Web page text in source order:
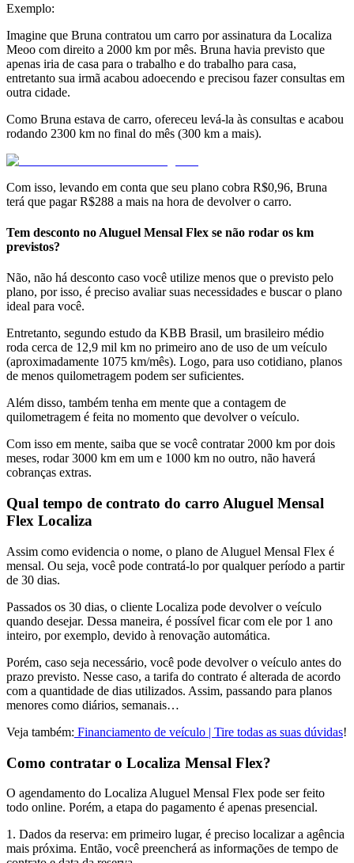
Exemplo:
Imagine que Bruna contratou um carro por assinatura da Localiza
Meoo com direito a 2000 km por mês. Bruna havia previsto que
apenas iria de casa para o trabalho e do trabalho para casa,
entretanto sua irmã acabou adoecendo e precisou fazer consultas em
outra cidade.
Como Bruna estava de carro, ofereceu levá-la às consultas e acabou
rodando 2300 km no final do mês (300 km a mais).
Com isso, levando em conta que seu plano cobra R$0,96, Bruna
terá que pagar R$288 a mais na hora de devolver o carro.
Tem desconto no Aluguel Mensal Flex se não rodar os km
previstos?
Não, não há desconto caso você utilize menos que o previsto pelo
plano, por isso, é preciso avaliar suas necessidades e buscar o plano
ideal para você.
Entretanto, segundo estudo da KBB Brasil, um brasileiro médio
roda cerca de 12,9 mil km no primeiro ano de uso de um veículo
(aproximadamente 1075 km/mês). Logo, para uso cotidiano, planos
de menos quilometragem podem ser suficientes.
Além disso, também tenha em mente que a contagem de
quilometragem é feita no momento que devolver o veículo.
Com isso em mente, saiba que se você contratar 2000 km por dois
meses, rodar 3000 km em um e 1000 km no outro, não haverá
cobranças extras.
Qual tempo de contrato do carro Aluguel Mensal
Flex Localiza
Assim como evidencia o nome, o plano de Aluguel Mensal Flex é
mensal. Ou seja, você pode contratá-lo por qualquer período a partir
de 30 dias.
Passados os 30 dias, o cliente Localiza pode devolver o veículo
quando desejar. Dessa maneira, é possível ficar com ele por 1 ano
inteiro, por exemplo, devido à renovação automática.
Porém, caso seja necessário, você pode devolver o veículo antes do
prazo previsto. Nesse caso, a tarifa do contrato é alterada de acordo
com a quantidade de dias utilizados. Assim, passando para planos
menores como diários, semanais…
Veja também: Financiamento de veículo | Tire todas as suas dúvidas!
Como contratar o Localiza Mensal Flex?
O agendamento do Localiza Aluguel Mensal Flex pode ser feito
todo online. Porém, a etapa do pagamento é apenas presencial.
1. Dados da reserva: em primeiro lugar, é preciso localizar a agência
mais próxima. Então, você preencherá as informações de tempo de